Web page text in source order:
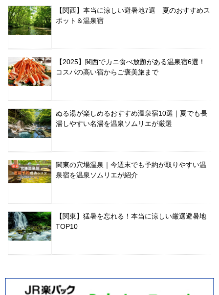
【関西】本当に涼しい避暑地7選 夏のおすすめス
ポット＆温泉宿
【2025】関西でカニ食べ放題がある温泉宿6選！
コスパの高い宿からご褒美旅まで
ぬる湯が楽しめるおすすめ温泉宿10選｜夏でも長
湯しやすい名湯を温泉ソムリエが厳選
関東の穴場温泉｜今週末でも予約が取りやすい温
泉宿を温泉ソムリエが紹介
【関東】猛暑を忘れる！本当に涼しい厳選避暑地
TOP10